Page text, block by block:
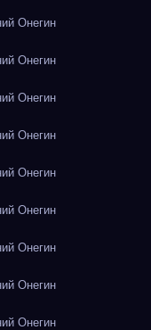
Онегин
Онегин
Онегин
Онегин
Онегин
Онегин
Онегин
Онегин
Онегин